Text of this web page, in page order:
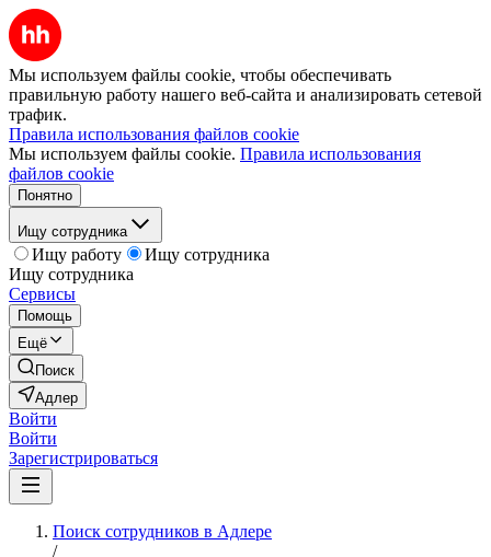
Мы используем файлы cookie, чтобы обеспечивать
правильную работу нашего веб-сайта и анализировать сетевой
трафик.
Правила использования файлов cookie
Мы используем файлы cookie. Правила использования
файлов cookie
Понятно
Ищу сотрудника
Ищу работу
Ищу сотрудника
Ищу сотрудника
Сервисы
Помощь
Ещё
Поиск
Адлер
Войти
Войти
Зарегистрироваться
Поиск сотрудников в Адлере
/